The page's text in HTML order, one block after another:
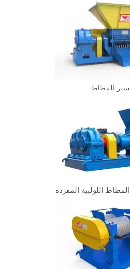
المطاط
اللولبية المفردة